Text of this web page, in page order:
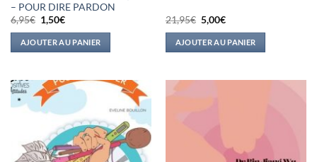
– POUR DIRE PARDON
6,95€ Le
prix
initial
était :
6,95€.
1,50€Le
actuel
est :
1,50€.
AJOUTER AU PANIER
21,95€ Le
prix
initial
était :
21,95€.
5,00€Le
actuel
est :
5,00€.
AJOUTER AU PANIER